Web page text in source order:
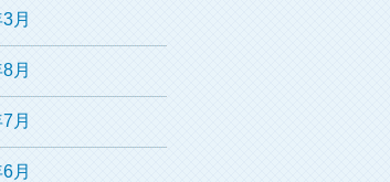
月
月
月
月